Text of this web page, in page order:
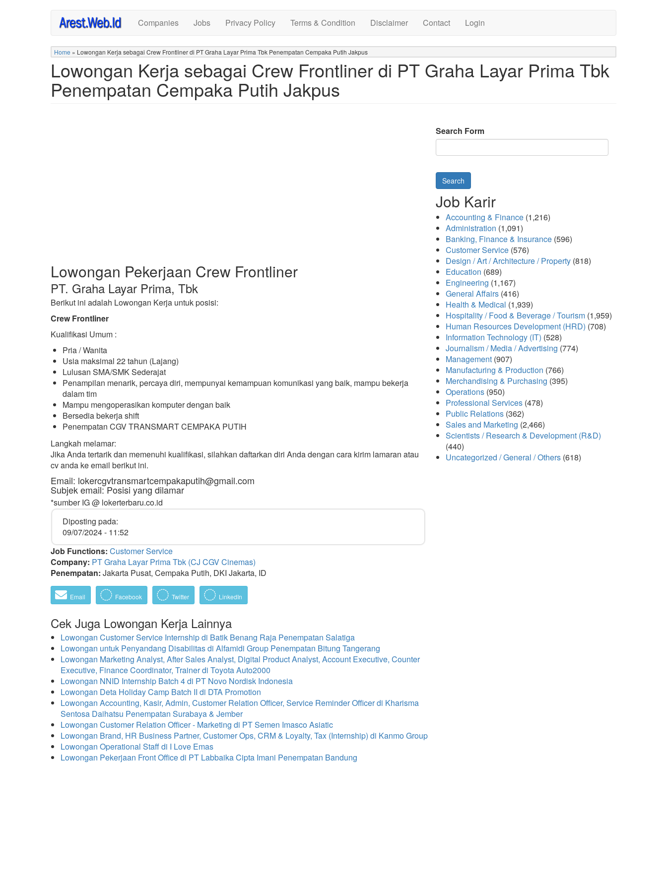
Companies Jobs Privacy Policy Terms & Condition Disclaimer Contact Login
Home » Lowongan Kerja sebagai Crew Frontliner di PT Graha Layar Prima Tbk Penempatan Cempaka Putih Jakpus
Lowongan Kerja sebagai Crew Frontliner di PT Graha Layar Prima Tbk
Penempatan Cempaka Putih Jakpus
Lowongan Pekerjaan Crew Frontliner
PT. Graha Layar Prima, Tbk
Berikut ini adalah Lowongan Kerja untuk posisi:
Crew Frontliner
Kualifikasi Umum :
Pria / Wanita
Usia maksimal 22 tahun (Lajang)
Lulusan SMA/SMK Sederajat
Penampilan menarik, percaya diri, mempunyai kemampuan komunikasi yang baik, mampu bekerja
dalam tim
Mampu mengoperasikan komputer dengan baik
Bersedia bekerja shift
Penempatan CGV TRANSMART CEMPAKA PUTIH
Langkah melamar:
Jika Anda tertarik dan memenuhi kualifikasi, silahkan daftarkan diri Anda dengan cara kirim lamaran atau
cv anda ke email berikut ini.
Email: lokercgvtransmartcempakaputih@gmail.com
Subjek email: Posisi yang dilamar
*sumber IG @ lokerterbaru.co.id
Diposting pada:
09/07/2024 - 11:52
Job Functions: Customer Service
Company: PT Graha Layar Prima Tbk (CJ CGV Cinemas)
Penempatan: Jakarta Pusat, Cempaka Putih, DKI Jakarta, ID
Email Facebook Twitter LinkedIn
Cek Juga Lowongan Kerja Lainnya
Lowongan Customer Service Internship di Batik Benang Raja Penempatan Salatiga
Lowongan untuk Penyandang Disabilitas di Alfamidi Group Penempatan Bitung Tangerang
Lowongan Marketing Analyst, After Sales Analyst, Digital Product Analyst, Account Executive, Counter
Executive, Finance Coordinator, Trainer di Toyota Auto2000
Lowongan NNID Internship Batch 4 di PT Novo Nordisk Indonesia
Lowongan Deta Holiday Camp Batch II di DTA Promotion
Lowongan Accounting, Kasir, Admin, Customer Relation Officer, Service Reminder Officer di Kharisma
Sentosa Daihatsu Penempatan Surabaya & Jember
Lowongan Customer Relation Officer - Marketing di PT Semen Imasco Asiatic
Lowongan Brand, HR Business Partner, Customer Ops, CRM & Loyalty, Tax (Internship) di Kanmo Group
Lowongan Operational Staff di I Love Emas
Lowongan Pekerjaan Front Office di PT Labbaika Cipta Imani Penempatan Bandung
Search Form
Search
Job Karir
Accounting & Finance (1,216)
Administration (1,091)
Banking, Finance & Insurance (596)
Customer Service (576)
Design / Art / Architecture / Property (818)
Education (689)
Engineering (1,167)
General Affairs (416)
Health & Medical (1,939)
Hospitality / Food & Beverage / Tourism (1,959)
Human Resources Development (HRD) (708)
Information Technology (IT) (528)
Journalism / Media / Advertising (774)
Management (907)
Manufacturing & Production (766)
Merchandising & Purchasing (395)
Operations (950)
Professional Services (478)
Public Relations (362)
Sales and Marketing (2,466)
Scientists / Research & Development (R&D)
(440)
Uncategorized / General / Others (618)